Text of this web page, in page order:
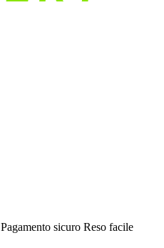
Pagamento sicuro Reso facile